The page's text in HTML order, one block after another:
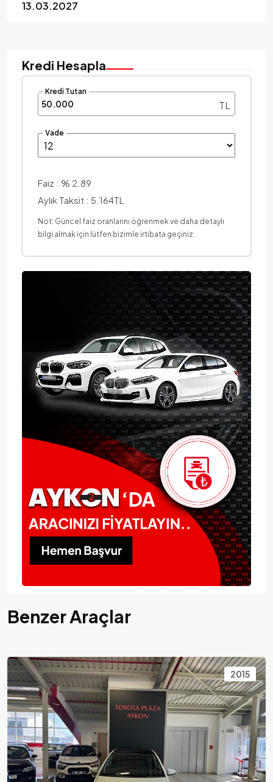
13.03.2027
Kredi Hesapla
Kredi Tutarı
TL
Vade
Faiz : % 2.89
Aylık Taksit : 5.164TL
Not: Güncel faiz oranlarını öğrenmek ve daha detaylı
bilgi almak için lütfen bizimle irtibata geçiniz.
Benzer Araçlar
2015